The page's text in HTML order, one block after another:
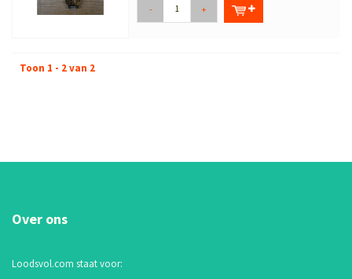
- +
Toon 1 - 2 van 2
Over ons
Loodsvol.com staat voor: